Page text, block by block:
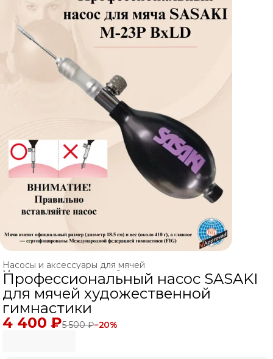
Насосы и аксессуары для мячей
Мячи для художественной гимнастики ›
ХУДОЖЕСТВЕННАЯ ГИМНАСТИКА ›
Главная ›
Профессиональный насос SASAKI
для мячей художественной
гимнастики
4 400 ₽5 500 ₽−20%